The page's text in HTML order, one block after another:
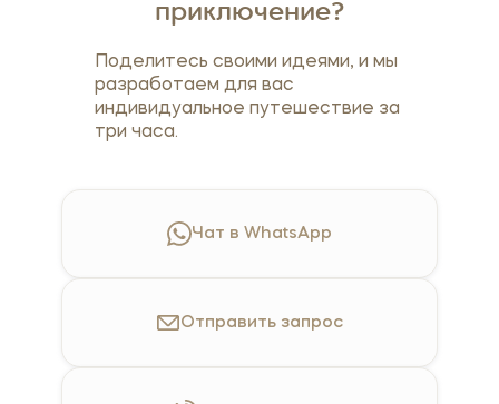
приключение?
Поделитесь своими идеями, и мы
разработаем для вас
индивидуальное путешествие за
три часа.
Чат в WhatsApp
Отправить запрос